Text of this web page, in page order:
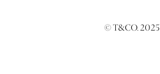
© T&CO. 2025